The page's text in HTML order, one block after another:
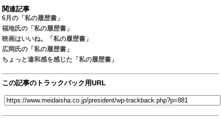
関連記事
6月の「私の履歴書」
福地氏の「私の履歴書」
映画はいいね。「私の履歴書」
広岡氏の「私の履歴書」
ちょっと違和感を感じた「私の履歴書」
この記事のトラックバック用URL